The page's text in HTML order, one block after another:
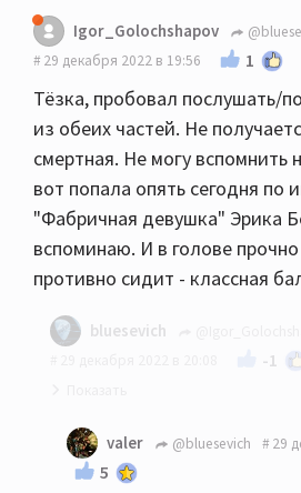
Типа не берут, так дай хоть на
Igor_Golochshapov
29 декабря 2022 в 19:56
1
Тёзка, пробовал послушать/
из обеих частей. Не
смертная. Не могу
вот попала опять сегодня по
"Фабричная девушка" Эрика
вспоминаю. И в голове
противно сидит - классная
bluesevich
-1
Вот эта вещь стоит у меня
двадцать. И пока не
valer @bluesevich 29
5